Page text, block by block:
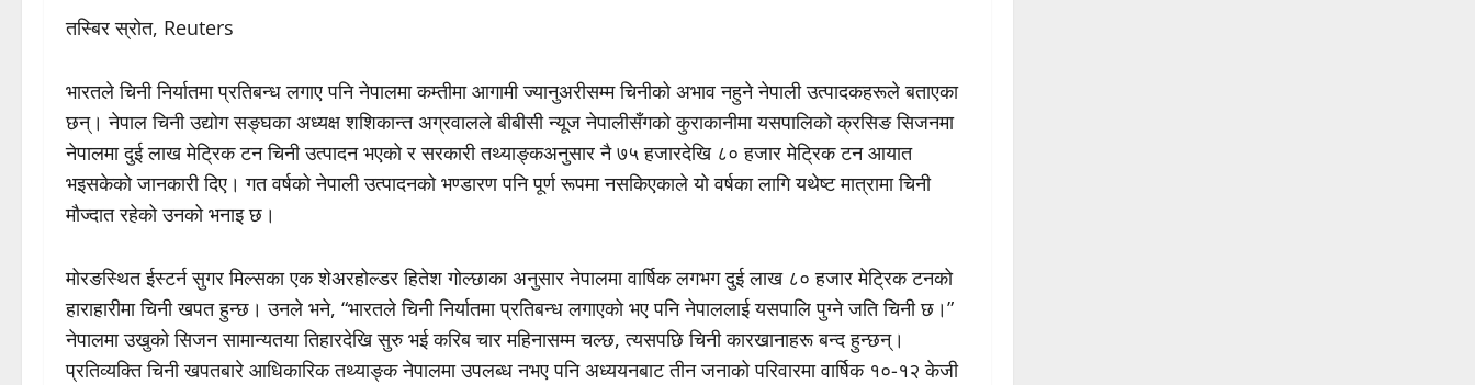
तस्बिर स्रोत, Reuters
भारतले चिनी निर्यातमा प्रतिबन्ध लगाए पनि नेपालमा कम्तीमा आगामी ज्यानुअरीसम्म चिनीको अभाव नहुने नेपाली उत्पादकहरूले बताएका
छन्। नेपाल चिनी उद्योग सङ्घका अध्यक्ष शशिकान्त अग्रवालले बीबीसी न्यूज नेपालीसँगको कुराकानीमा यसपालिको क्रसिङ सिजनमा
नेपालमा दुई लाख मेट्रिक टन चिनी उत्पादन भएको र सरकारी तथ्याङ्कअनुसार नै ७५ हजारदेखि ८० हजार मेट्रिक टन आयात
भइसकेको जानकारी दिए। गत वर्षको नेपाली उत्पादनको भण्डारण पनि पूर्ण रूपमा नसकिएकाले यो वर्षका लागि यथेष्ट मात्रामा चिनी
मौज्दात रहेको उनको भनाइ छ।
मोरङस्थित ईस्टर्न सुगर मिल्सका एक शेअरहोल्डर हितेश गोल्छाका अनुसार नेपालमा वार्षिक लगभग दुई लाख ८० हजार मेट्रिक टनको
हाराहारीमा चिनी खपत हुन्छ। उनले भने, “भारतले चिनी निर्यातमा प्रतिबन्ध लगाएको भए पनि नेपाललाई यसपालि पुग्ने जति चिनी छ।”
नेपालमा उखुको सिजन सामान्यतया तिहारदेखि सुरु भई करिब चार महिनासम्म चल्छ, त्यसपछि चिनी कारखानाहरू बन्द हुन्छन्।
प्रतिव्यक्ति चिनी खपतबारे आधिकारिक तथ्याङ्क नेपालमा उपलब्ध नभए पनि अध्ययनबाट तीन जनाको परिवारमा वार्षिक १०-१२ केजी